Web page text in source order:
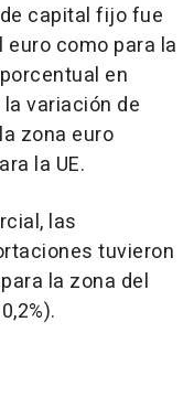
capital fijo fue
como para la
en
variación de
zona euro
la UE.
las
tuvieron
la zona del